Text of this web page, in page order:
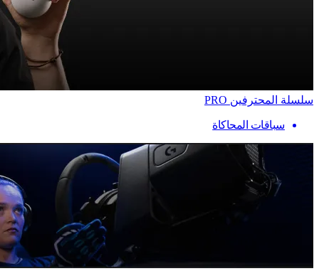
سلسلة المحترفين PRO
سباقات المحاكاة